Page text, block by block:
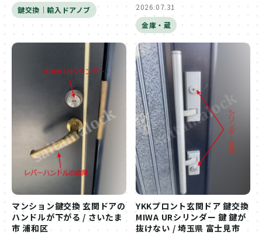
鍵交換｜輸入ドアノブ
2026.07.31
金庫・蔵
マンション鍵交換 玄関ドアの
ハンドルが下がる / さいたま
市 浦和区
YKKプロント玄関ドア 鍵交換
MIWA URシリンダー 鍵 鍵が
抜けない / 埼玉県 富士見市